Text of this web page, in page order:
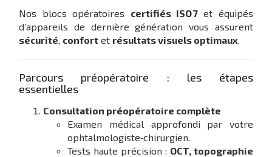
Nos blocs opératoires certifiés ISO 7et équipés
d’appareils de dernière génération vous assurent
sécurité confort et résultats visuels optimaux
Parcours préopératoire : les étapes
essentielles
Consultation préopératoire complète
Examen médical approfondi par votre
ophtalmologiste‑chirurgien.
Tests haute précision : OCT, topographie